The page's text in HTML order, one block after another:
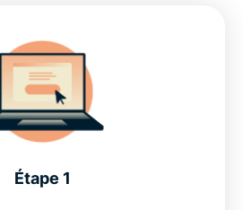
gratuit pour obtenir une
?
ExpressVPN est le meilleur
Étape 1